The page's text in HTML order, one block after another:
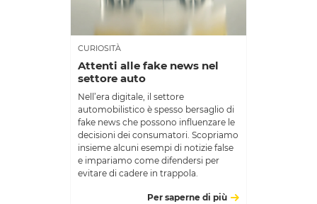
CURIOSITÀ
Attenti alle fake news nel
settore auto
Nell’era digitale, il settore
automobilistico è spesso bersaglio di
fake news che possono influenzare le
decisioni dei consumatori. Scopriamo
insieme alcuni esempi di notizie false
e impariamo come difendersi per
evitare di cadere in trappola.
Per saperne di più